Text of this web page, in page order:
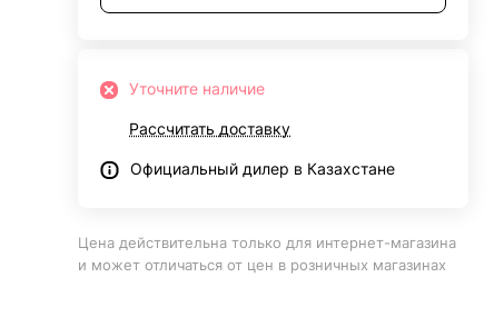
Уточните наличие
Рассчитать доставку
Официальный дилер в Казахстане
Цена действительна только для интернет-магазина
и может отличаться от цен в розничных магазинах